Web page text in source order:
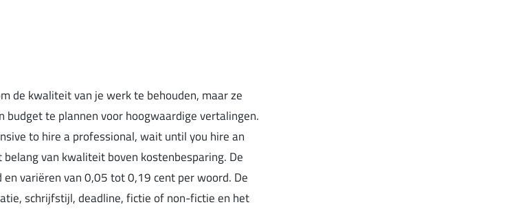
de kwaliteit van je werk te behouden, maar ze
budget te plannen voor hoogwaardige vertalingen.
to hire a professional, wait until you hire an
van kwaliteit boven kostenbesparing. De
variëren van 0,05 tot 0,19 cent per woord. De
schrijfstijl, deadline, fictie of non-fictie en het